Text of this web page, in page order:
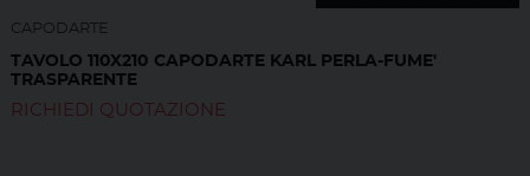
CAPODARTE
TAVOLO 110X210 CAPODARTE KARL PERLA-FUME'
TRASPARENTE
RICHIEDI QUOTAZIONE